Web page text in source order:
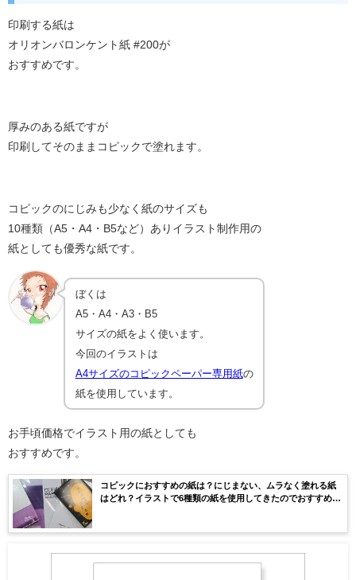
印刷する紙は
オリオンバロンケント紙 #200が
おすすめです。
厚みのある紙ですが
印刷してそのままコピックで塗れます。
コピックのにじみも少なく紙のサイズも
10種類（A5・A4・B5など）ありイラスト制作用の
紙としても優秀な紙です。
ぼくは
A5・A4・A3・B5
サイズの紙をよく使います。
今回のイラストは
A4サイズのコピックペーパー専用紙の
紙を使用しています。
お手頃価格でイラスト用の紙としても
おすすめです。
コピックにおすすめの紙は？にじまない、ムラなく塗れる紙
はどれ？イラストで6種類の紙を使用してきたのでおすすめの